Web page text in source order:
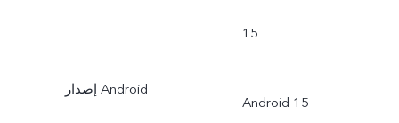
15
إصدار Android
Android 15